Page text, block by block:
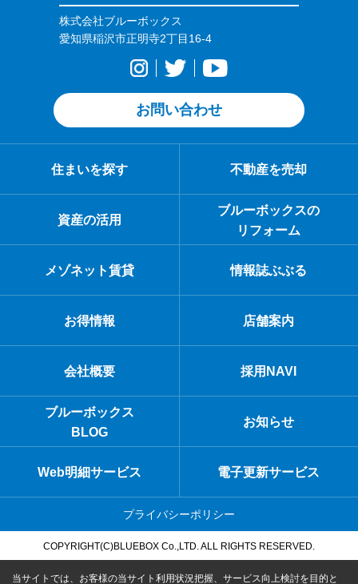
株式会社ブルーボックス
愛知県稲沢市正明寺2丁目16-4
お問い合わせ
住まいを探す 不動産を売却
資産の活用
ブルーボックスの
リフォーム
メゾネット賃貸 情報誌ぶぶる
お得情報 店舗案内
会社概要 採用NAVI
ブルーボックス
BLOG
お知らせ
Web明細サービス 電子更新サービス
プライバシーポリシー
COPYRIGHT(C)BLUEBOX Co.,LTD. ALL RIGHTS RESERVED.
当サイトでは、お客様の当サイト利用状況把握、サービス向上検討を目的と